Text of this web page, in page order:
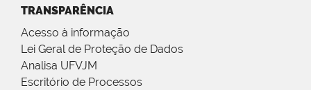
TRANSPARÊNCIA
Acesso à informação
Lei Geral de Proteção de Dados
Analisa UFVJM
Escritório de Processos